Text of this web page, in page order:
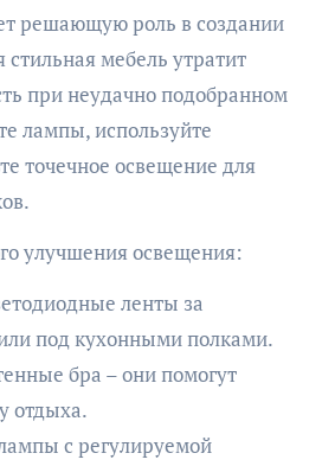
решающую роль в создании
мебель утратит
при неудачно подобранном
лампы, используйте
точечное освещение для
улучшения освещения:
ленты за
под кухонными полками.
бра – они помогут
отдыха.
с регулируемой